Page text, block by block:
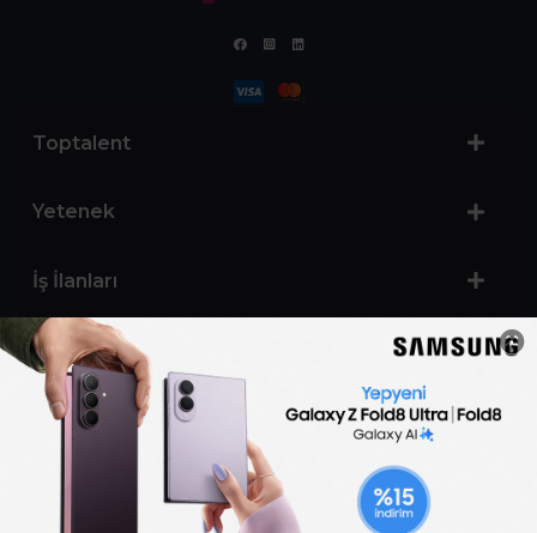
Toptalent
Yetenek
İş İlanları
Sertifika Programları
Yetenek Testleri